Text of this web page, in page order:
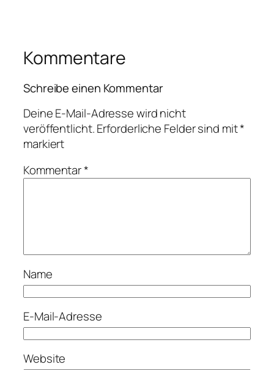
Kommentare
Schreibe einen Kommentar
Deine E-Mail-Adresse wird nicht
veröffentlicht.Erforderliche Felder sind mit*
markiert
Kommentar*
Name
E-Mail-Adresse
Website